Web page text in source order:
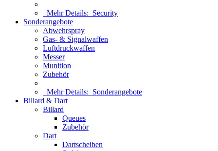
Mehr Details: Security
Sonderangebote
Abwehrspray
Gas- & Signalwaffen
Luftdruckwaffen
Messer
Munition
Zubehör
Mehr Details: Sonderangebote
Billard & Dart
Billard
Queues
Zubehör
Dart
Dartscheiben